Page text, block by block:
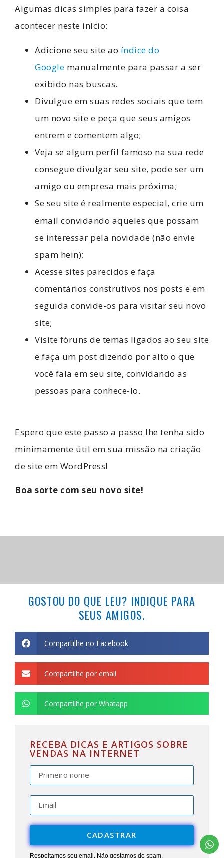
Algumas dicas simples para fazer a coisa
acontecer neste início:
Adicione seu site ao índice do
Google manualmente para passar a ser
exibido nas buscas.
Divulgue em suas redes sociais que tem
um novo site e peça que seus amigos
entrem e comentem algo;
Veja se algum perfil famoso na sua rede
consegue divulgar seu site, pode ser um
amigo ou empresa mais próxima;
Se seu site é realmente especial, crie um
email convidando aqueles que possam
se interessar pela novidade (não envie
spam hein);
Acesse sites parecidos e faça
comentários construtivos nos posts e em
seguida convide-os para visitar seu novo
site;
Visite fóruns de temas ligados ao seu site
e faça um post dizendo por alto o que
você fala em seu site, convidando as
pessoas para conhece-lo.
Espero que este passo a passo lhe tenha sido
minimamente útil em sua missão na criação
de site em WordPress!
Boa sorte com seu novo site!
GOSTOU DO QUE LEU? INDIQUE PARA
SEUS AMIGOS.
Compartilhe no Facebook
Compartilhe por email
Compartilhe por Whatapp
RECEBA DICAS E ARTIGOS SOBRE
VENDAS NA INTERNET
CADASTRAR
Respeitamos seu email. Não gostamos de spam.